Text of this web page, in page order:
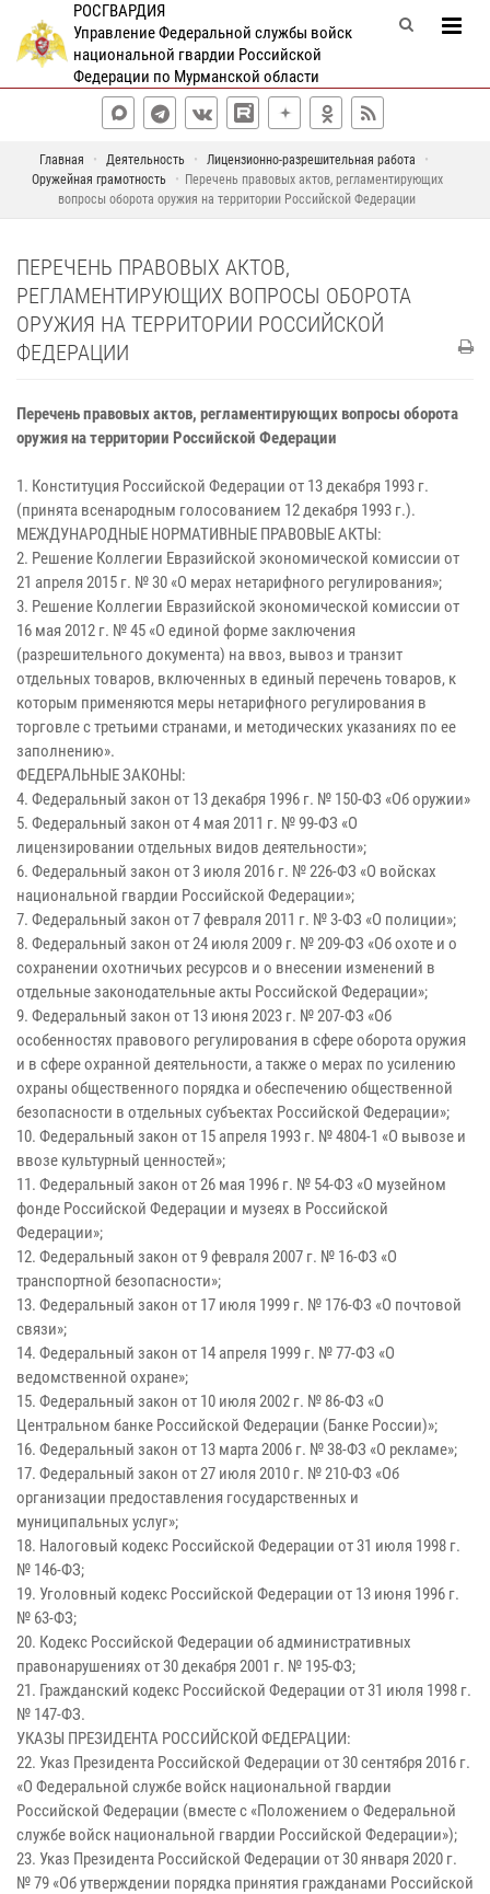
РОСГВАРДИЯ
Управление Федеральной службы войск
национальной гвардии Российской
Федерации по Мурманской области
Главная Деятельность
Лицензионно-разрешительная работа
Оружейная грамотность
Перечень правовых актов, регламентирующих
вопросы оборота оружия на территории Российской Федерации
ПЕРЕЧЕНЬ ПРАВОВЫХ АКТОВ,
РЕГЛАМЕНТИРУЮЩИХ ВОПРОСЫ ОБОРОТА
ОРУЖИЯ НА ТЕРРИТОРИИ РОССИЙСКОЙ
ФЕДЕРАЦИИ
Перечень правовых актов, регламентирующих вопросы оборота
оружия на территории Российской Федерации
1. Конституция Российской Федерации от 13 декабря 1993 г.
(принята всенародным голосованием 12 декабря 1993 г.).
МЕЖДУНАРОДНЫЕ НОРМАТИВНЫЕ ПРАВОВЫЕ АКТЫ:
2. Решение Коллегии Евразийской экономической комиссии от
21 апреля 2015 г. № 30 «О мерах нетарифного регулирования»;
3. Решение Коллегии Евразийской экономической комиссии от
16 мая 2012 г. № 45 «О единой форме заключения
(разрешительного документа) на ввоз, вывоз и транзит
отдельных товаров, включенных в единый перечень товаров, к
которым применяются меры нетарифного регулирования в
торговле с третьими странами, и методических указаниях по ее
заполнению».
ФЕДЕРАЛЬНЫЕ ЗАКОНЫ:
4. Федеральный закон от 13 декабря 1996 г. № 150-ФЗ «Об оружии»
5. Федеральный закон от 4 мая 2011 г. № 99-ФЗ «О
лицензировании отдельных видов деятельности»;
6. Федеральный закон от 3 июля 2016 г. № 226-ФЗ «О войсках
национальной гвардии Российской Федерации»;
7. Федеральный закон от 7 февраля 2011 г. № 3-ФЗ «О полиции»;
8. Федеральный закон от 24 июля 2009 г. № 209-ФЗ «Об охоте и о
сохранении охотничьих ресурсов и о внесении изменений в
отдельные законодательные акты Российской Федерации»;
9. Федеральный закон от 13 июня 2023 г. № 207-ФЗ «Об
особенностях правового регулирования в сфере оборота оружия
и в сфере охранной деятельности, а также о мерах по усилению
охраны общественного порядка и обеспечению общественной
безопасности в отдельных субъектах Российской Федерации»;
10. Федеральный закон от 15 апреля 1993 г. № 4804-1 «О вывозе и
ввозе культурный ценностей»;
11. Федеральный закон от 26 мая 1996 г. № 54-ФЗ «О музейном
фонде Российской Федерации и музеях в Российской
Федерации»;
12. Федеральный закон от 9 февраля 2007 г. № 16-ФЗ «О
транспортной безопасности»;
13. Федеральный закон от 17 июля 1999 г. № 176-ФЗ «О почтовой
связи»;
14. Федеральный закон от 14 апреля 1999 г. № 77-ФЗ «О
ведомственной охране»;
15. Федеральный закон от 10 июля 2002 г. № 86-ФЗ «О
Центральном банке Российской Федерации (Банке России)»;
16. Федеральный закон от 13 марта 2006 г. № 38-ФЗ «О рекламе»;
17. Федеральный закон от 27 июля 2010 г. № 210-ФЗ «Об
организации предоставления государственных и
муниципальных услуг»;
18. Налоговый кодекс Российской Федерации от 31 июля 1998 г.
№ 146-ФЗ;
19. Уголовный кодекс Российской Федерации от 13 июня 1996 г.
№ 63-ФЗ;
20. Кодекс Российской Федерации об административных
правонарушениях от 30 декабря 2001 г. № 195-ФЗ;
21. Гражданский кодекс Российской Федерации от 31 июля 1998 г.
№ 147-ФЗ.
УКАЗЫ ПРЕЗИДЕНТА РОССИЙСКОЙ ФЕДЕРАЦИИ:
22. Указ Президента Российской Федерации от 30 сентября 2016 г.
«О Федеральной службе войск национальной гвардии
Российской Федерации (вместе с «Положением о Федеральной
службе войск национальной гвардии Российской Федерации»);
23. Указ Президента Российской Федерации от 30 января 2020 г.
№ 79 «Об утверждении порядка принятия гражданами Российской